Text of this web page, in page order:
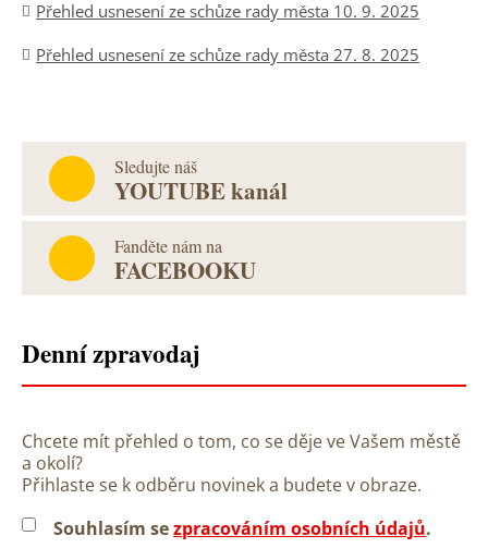
Přehled usnesení ze schůze rady města 10. 9. 2025
Přehled usnesení ze schůze rady města 27. 8. 2025
Sledujte náš
YOUTUBE kanál
Fanděte nám na
FACEBOOKU
Denní zpravodaj
Chcete mít přehled o tom, co se děje ve Vašem městě
a okolí?
Přihlaste se k odběru novinek a budete v obraze.
Souhlasím sezpracováním osobních údajů.